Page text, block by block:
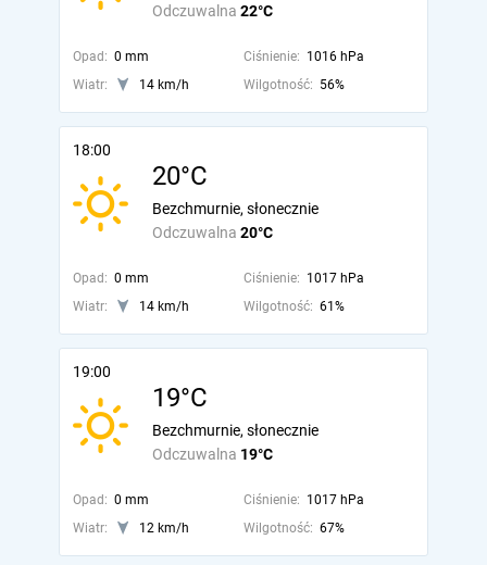
Odczuwalna 22°C
Opad: 0 mm Ciśnienie: 1016 hPa
Wiatr:
14 km/h Wilgotność: 56%
18:00
20°C
Odczuwalna 20°C
Bezchmurnie, słonecznie
Opad: 0 mm Ciśnienie: 1017 hPa
Wiatr:
14 km/h Wilgotność: 61%
19:00
19°C
Odczuwalna 19°C
Bezchmurnie, słonecznie
Opad: 0 mm Ciśnienie: 1017 hPa
Wiatr:
12 km/h Wilgotność: 67%